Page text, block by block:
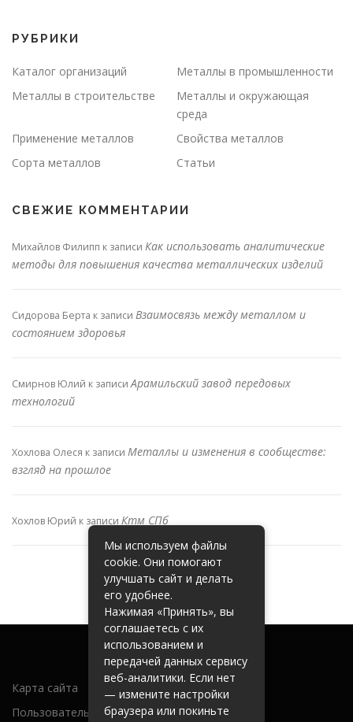
РУБРИКИ
Каталог организаций
Металлы в промышленности
Металлы в строительстве
Металлы и окружающая
среда
Применение металлов
Свойства металлов
Сорта металлов
Статьи
СВЕЖИЕ КОММЕНТАРИИ
Михайлов Филипп к записи Как использовать аналитические
методы для повышения качества металлических изделий
Сидорова Берта к записи Взаимосвязь между металлом и
состоянием здоровья
Смирнов Юлий к записиАрамильский завод передовых
технологий
Хохлова Олеся к записи Металлы и изменения в сообществе:
взгляд на прошлое
Хохлов Юрий к записи Ктм СПб
Карта сайта
Пользовательское соглашение
Мы используем файлы
cookie. Они помогают
улучшать сайт и делать
его удобнее.
Нажимая «Принять», вы
соглашаетесь с их
использованием и
передачей данных сервису
веб-аналитики. Если нет
— измените настройки
браузера или покиньте